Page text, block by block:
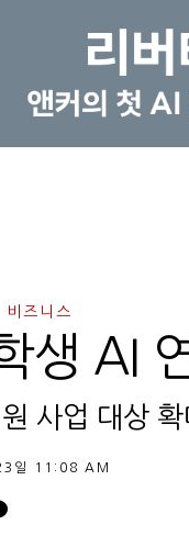
비즈니스
생 AI
사업 대상 확
일 11:08 AM